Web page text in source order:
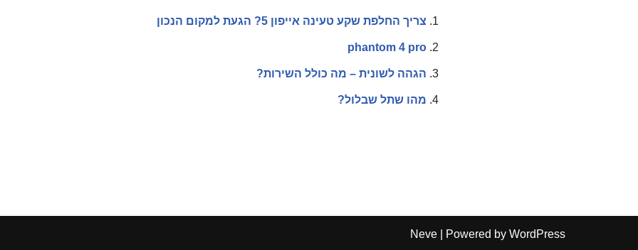
צריך החלפת שקע טעינה אייפון 5? הגעת למקום הנכון
phantom 4 pro
הגהה לשונית – מה כולל השירות?
מהו שתל שבלול?
Neve | Powered by WordPress